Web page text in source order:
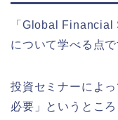
「Global Financial
について学べる点で
投資セミナーによ
必要」というとこ